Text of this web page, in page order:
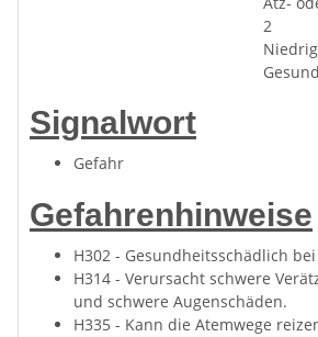
2
Signalwort
Gefahr
Gefahrenhinweise
H302 - Gesundheitsschädlich
H314 - Verursacht schwere
und schwere Augenschäden.
H335 - Kann die Atemwege